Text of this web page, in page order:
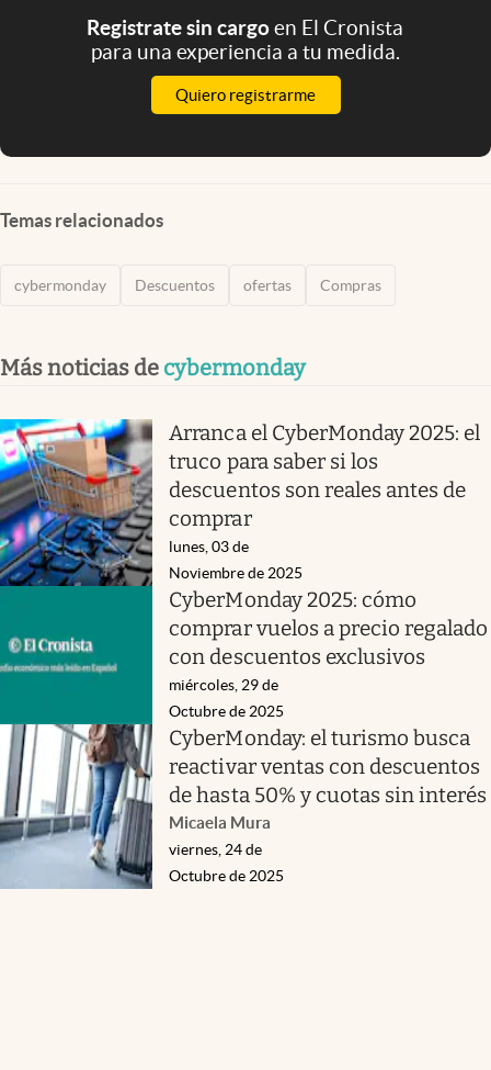
Registrate sin cargoen El Cronista
para una experiencia a tu medida.
Quiero registrarme
Temas relacionados
cybermonday Descuentos ofertas Compras
Más noticias de cybermonday
Arranca el CyberMonday 2025: el
truco para saber si los
descuentos son reales antes de
comprar
lunes, 03 de
Noviembre de 2025
CyberMonday 2025: cómo
comprar vuelos a precio regalado
con descuentos exclusivos
miércoles, 29 de
Octubre de 2025
CyberMonday: el turismo busca
reactivar ventas con descuentos
de hasta 50% y cuotas sin interés
Micaela Mura
viernes, 24 de
Octubre de 2025